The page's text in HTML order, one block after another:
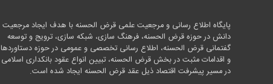
پایگاه اطلاع رسانی و مرجعیت علمی قرض الحسنه با هدف ایجاد مرجعیت
دانش در حوزه قرض الحسنه، فرهنگ سازی، شبکه سازی، ترویج و توسعه
گفتمانی قرض الحسنه، اطلاع رسانی تخصصی و عمومی در حوزه دستاوردها
و اقدامات مثبت در بخش قرض الحسنه، تبیین انواع عقود بانکداری اسلامی
در مسیر پیشرفت اقتصاد ذیل عقد قرض الحسنه ایجاد شده است.